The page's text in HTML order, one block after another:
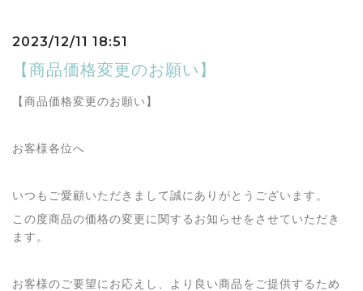
2023/12/11 18:51
【商品価格変更のお願い】
【商品価格変更のお願い】
お客様各位へ
いつもご愛顧いただきまして誠にありがとうございます。
この度商品の価格の変更に関するお知らせをさせていただき
ます。
お客様のご要望にお応えし、より良い商品をご提供するため